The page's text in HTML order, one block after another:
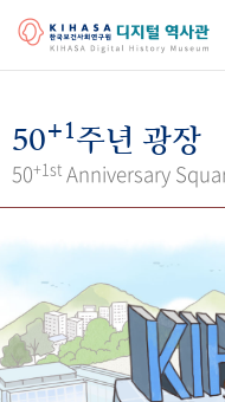
걸어온 길 기관 변천사
키워드로
간행물 변천사
기록물 아카이브
50+1주년 광장
50+1st Anniversary